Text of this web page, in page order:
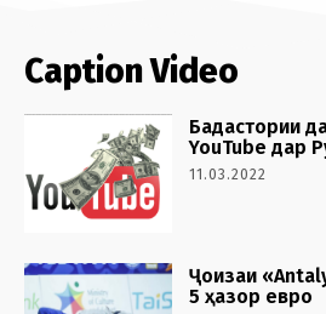
Caption Video
Бадастории
YouTube дар
11.03.2022
Ҷоизаи
5 ҳазор евро